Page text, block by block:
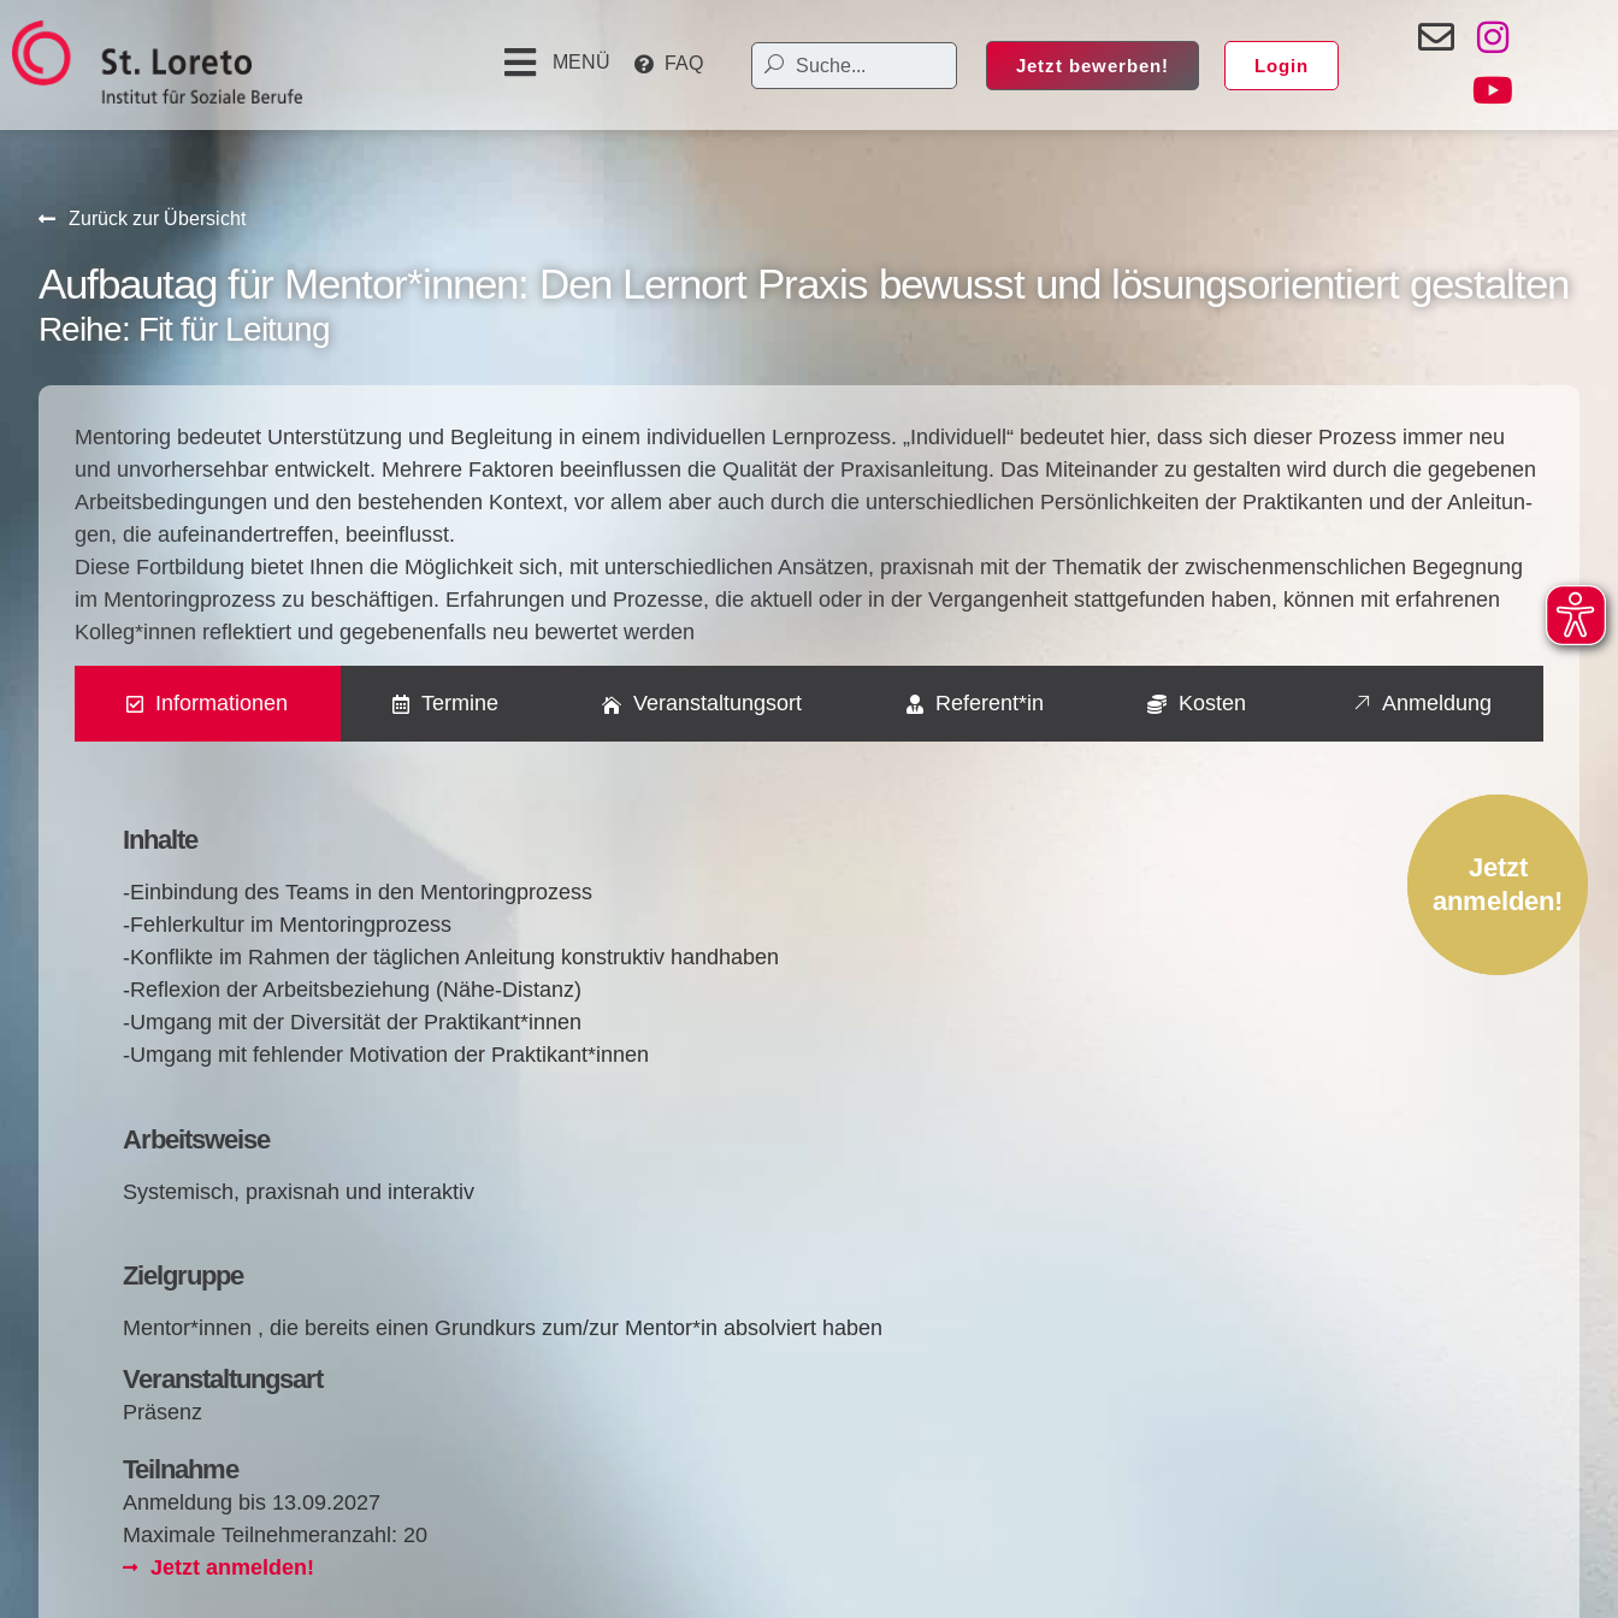
MENÜ FAQ Jetzt bewerben! Login
Zurück zur Übersicht
Aufbautag für Mentor*innen: Den Lernort Praxis bewusst und lösungsorientiert gestalten
Reihe: Fit für Leitung
Men­to­ring bedeu­tet Unter­stüt­zung und Beglei­tung in einem indi­vi­du­el­len Lern­pro­zess. „Indi­vi­du­ell“ bedeu­tet hier, dass sich die­ser Pro­zess immer neu
und unvor­her­seh­bar ent­wi­ckelt. Meh­re­re Fak­to­ren beein­flus­sen die Qua­li­tät der Pra­xis­an­lei­tung. Das Mit­ein­an­der zu gestal­ten wird durch die gege­be­nen
Arbeits­be­din­gun­gen und den bestehen­den Kon­text, vor allem aber auch durch die unter­schied­li­chen Per­sön­lich­kei­ten der Prak­ti­kan­ten und der Anlei­tun­
gen, die auf­ein­an­der­tref­fen, beein­flusst.
Die­se Fort­bil­dung bie­tet Ihnen die Mög­lich­keit sich, mit unter­schied­li­chen Ansät­zen, pra­xis­nah mit der The­ma­tik der zwi­schen­mensch­li­chen Begeg­nung
im Men­to­ring­pro­zess zu beschäf­ti­gen. Erfah­run­gen und Pro­zes­se, die aktu­ell oder in der Ver­gan­gen­heit statt­ge­fun­den haben, kön­nen mit erfah­re­nen
Kolleg*innen reflek­tiert und gege­be­nen­falls neu bewer­tet werden
Informationen Termine Veranstaltungsort Referent*in Kosten Anmeldung
Inhalte
-Ein­bin­dung des Teams in den Mentoringprozess
‑Feh­ler­kul­tur im Mentoringprozess
‑Kon­flik­te im Rah­men der täg­li­chen Anlei­tung kon­struk­tiv handhaben
‑Refle­xi­on der Arbeits­be­zie­hung (Nähe-Distanz)
‑Umgang mit der Diver­si­tät der Praktikant*innen
‑Umgang mit feh­len­der Moti­va­ti­on der Praktikant*innen
Arbeitsweise
Sys­te­misch, pra­xis­nah und interaktiv
Zielgruppe
Mentor*innen , die bereits einen Grund­kurs zum/zur Mentor*in absol­viert haben
Veranstaltungsart
Präsenz
Teilnahme
Anmeldung bis 13.09.2027
Maximale Teilnehmeranzahl: 20
Jetzt anmelden!
Jetzt
anmelden!